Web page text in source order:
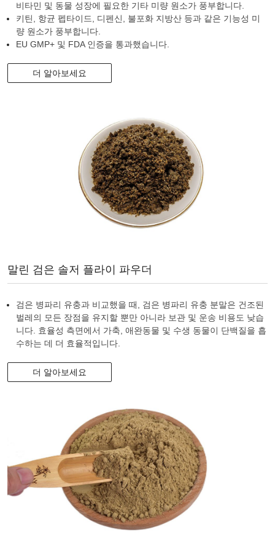
비타민 및 동물 성장에 필요한 기타 미량 원소가 풍부합니다.
키틴, 항균 펩타이드, 디펜신, 불포화 지방산 등과 같은 기능성 미
량 원소가 풍부합니다.
EU GMP+ 및 FDA 인증을 통과했습니다.
더 알아보세요
말린 검은 솔저 플라이 파우더
검은 병파리 유충과 비교했을 때, 검은 병파리 유충 분말은 건조된
벌레의 모든 장점을 유지할 뿐만 아니라 보관 및 운송 비용도 낮습
니다. 효율성 측면에서 가축, 애완동물 및 수생 동물이 단백질을 흡
수하는 데 더 효율적입니다.
더 알아보세요